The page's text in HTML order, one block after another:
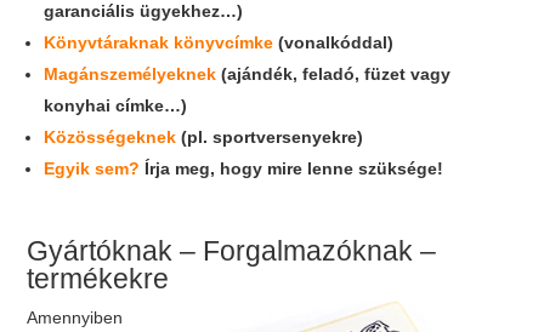
garanciális ügyekhez…)
Könyvtáraknak könyvcímke (vonalkóddal)
Magánszemélyeknek (ajándék, feladó, füzet vagy
konyhai címke…)
Közösségeknek (pl. sportversenyekre)
Egyik sem? Írja meg, hogy mire lenne szüksége!
Gyártóknak – Forgalmazóknak –
termékekre
Amennyiben